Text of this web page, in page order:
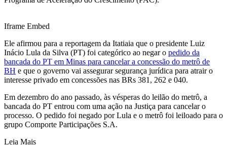
Iframe Embed
Ele afirmou para a reportagem da Itatiaia que o presidente Luiz
Inácio Lula da Silva (PT) foi categórico ao negar o pedido da
bancada do PT em Minas para cancelar a concessão do metrô de
BH e que o governo vai assegurar segurança jurídica para atrair o
interesse privado em concessões nas BRs 381, 262 e 040.
Em dezembro do ano passado, às vésperas do leilão do metrô, a
bancada do PT entrou com uma ação na Justiça para cancelar o
processo. O pedido foi negado por Lula e o metrô foi leiloado para o
grupo Comporte Participações S.A.
Leia Mais